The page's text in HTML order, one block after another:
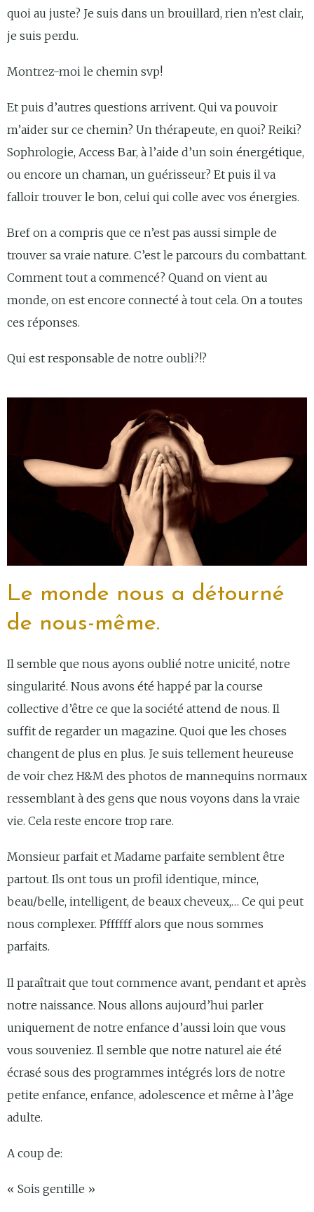
quoi au juste? Je suis dans un brouillard, rien n’est clair,
je suis perdu.
Montrez-moi le chemin svp!
Et puis d’autres questions arrivent. Qui va pouvoir
m’aider sur ce chemin? Un thérapeute, en quoi? Reiki?
Sophrologie, Access Bar, à l’aide d’un soin énergétique,
ou encore un chaman, un guérisseur? Et puis il va
falloir trouver le bon, celui qui colle avec vos énergies.
Bref on a compris que ce n’est pas aussi simple de
trouver sa vraie nature. C’est le parcours du combattant.
Comment tout a commencé? Quand on vient au
monde, on est encore connecté à tout cela. On a toutes
ces réponses.
Qui est responsable de notre oubli?!?
Le monde nous a détourné
de nous-même.
Il semble que nous ayons oublié notre unicité, notre
singularité. Nous avons été happé par la course
collective d’être ce que la société attend de nous. Il
suffit de regarder un magazine. Quoi que les choses
changent de plus en plus. Je suis tellement heureuse
de voir chez H&M des photos de mannequins normaux
ressemblant à des gens que nous voyons dans la vraie
vie. Cela reste encore trop rare.
Monsieur parfait et Madame parfaite semblent être
partout. Ils ont tous un profil identique, mince,
beau/belle, intelligent, de beaux cheveux,… Ce qui peut
nous complexer. Pffffff alors que nous sommes
parfaits.
Il paraîtrait que tout commence avant, pendant et après
notre naissance. Nous allons aujourd’hui parler
uniquement de notre enfance d’aussi loin que vous
vous souveniez. Il semble que notre naturel aie été
écrasé sous des programmes intégrés lors de notre
petite enfance, enfance, adolescence et même à l’âge
adulte.
A coup de:
« Sois gentille »